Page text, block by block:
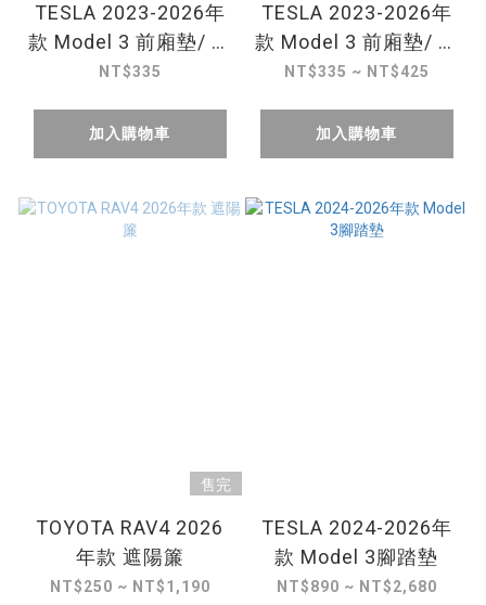
TESLA 2023-2026年
款 Model 3 前廂墊/ 尾
廂下層墊
NT$335
加入購物車
TESLA 2023-2026年
款 Model 3 前廂墊/ 尾
廂下層墊
NT$335 ~ NT$425
加入購物車
售完
TOYOTA RAV4 2026
年款 遮陽簾
NT$250 ~ NT$1,190
TESLA 2024-2026年
款 Model 3腳踏墊
NT$890 ~ NT$2,680